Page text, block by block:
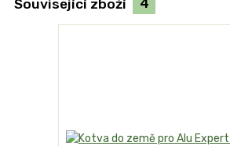
Související zboží 4